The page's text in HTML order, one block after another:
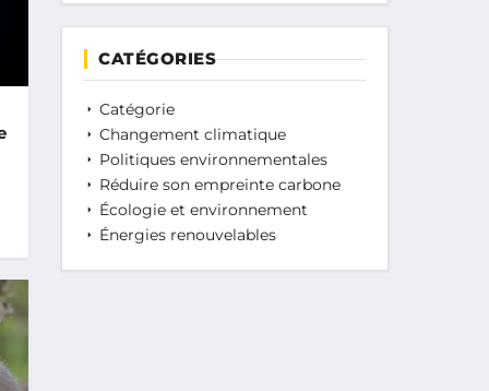
CATÉGORIES
Catégorie
Changement climatique
Politiques environnementales
Réduire son empreinte carbone
Écologie et environnement
Énergies renouvelables